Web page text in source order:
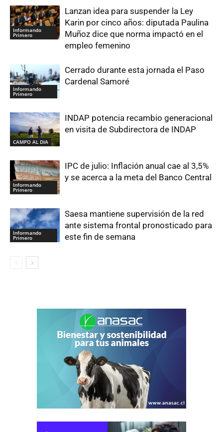
Informando
Primero
Lanzan idea para suspender la Ley
Karin por cinco años: diputada Paulina
Muñoz dice que norma impactó en el
empleo femenino
Informando
Primero
Cerrado durante esta jornada el Paso
Cardenal Samoré
CAMPO AL DIA
INDAP potencia recambio generacional
en visita de Subdirectora de INDAP
Informando
Primero
IPC de julio: Inflación anual cae al 3,5%
y se acerca a la meta del Banco Central
Informando
Primero
Saesa mantiene supervisión de la red
ante sistema frontal pronosticado para
este fin de semana